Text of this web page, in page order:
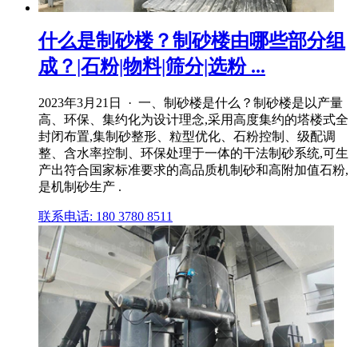
什么是制砂楼？制砂楼由哪些部分组
成？|石粉|物料|筛分|选粉 ...
2023年3月21日 · 一、制砂楼是什么？制砂楼是以产量
高、环保、集约化为设计理念,采用高度集约的塔楼式全
封闭布置,集制砂整形、粒型优化、石粉控制、级配调
整、含水率控制、环保处理于一体的干法制砂系统,可生
产出符合国家标准要求的高品质机制砂和高附加值石粉,
是机制砂生产 .
联系电话: 180 3780 8511